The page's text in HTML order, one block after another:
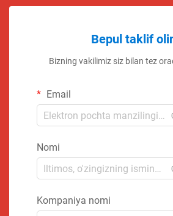
Bepul taklif
Bizning vakilimiz siz bilan tez
Email
Nomi
Kompaniya nomi